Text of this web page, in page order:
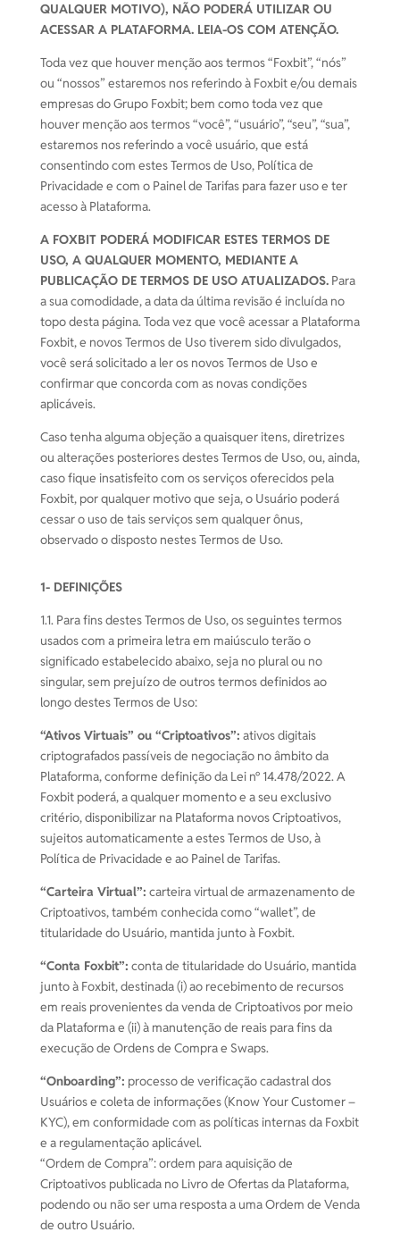
QUALQUER MOTIVO), NÃO PODERÁ UTILIZAR OU
ACESSAR A PLATAFORMA. LEIA-OS COM ATENÇÃO.
Toda vez que houver menção aos termos “Foxbit”, “nós”
ou “nossos” estaremos nos referindo à Foxbit e/ou demais
empresas do Grupo Foxbit; bem como toda vez que
houver menção aos termos “você”, “usuário”, “seu”, “sua”,
estaremos nos referindo a você usuário, que está
consentindo com estes Termos de Uso, Política de
Privacidade e com o Painel de Tarifas para fazer uso e ter
acesso à Plataforma.
A FOXBIT PODERÁ MODIFICAR ESTES TERMOS DE
USO, A QUALQUER MOMENTO, MEDIANTE A
PUBLICAÇÃO DE TERMOS DE USO ATUALIZADOS.Para
a sua comodidade, a data da última revisão é incluída no
topo desta página. Toda vez que você acessar a Plataforma
Foxbit, e novos Termos de Uso tiverem sido divulgados,
você será solicitado a ler os novos Termos de Uso e
confirmar que concorda com as novas condições
aplicáveis.
Caso tenha alguma objeção a quaisquer itens, diretrizes
ou alterações posteriores destes Termos de Uso, ou, ainda,
caso fique insatisfeito com os serviços oferecidos pela
Foxbit, por qualquer motivo que seja, o Usuário poderá
cessar o uso de tais serviços sem qualquer ônus,
observado o disposto nestes Termos de Uso.
1- DEFINIÇÕES
1.1. Para fins destes Termos de Uso, os seguintes termos
usados com a primeira letra em maiúsculo terão o
significado estabelecido abaixo, seja no plural ou no
singular, sem prejuízo de outros termos definidos ao
longo destes Termos de Uso:
“Ativos Virtuais” ou “Criptoativos”: ativos digitais
criptografados passíveis de negociação no âmbito da
Plataforma, conforme definição da Lei nº 14.478/2022. A
Foxbit poderá, a qualquer momento e a seu exclusivo
critério, disponibilizar na Plataforma novos Criptoativos,
sujeitos automaticamente a estes Termos de Uso, à
Política de Privacidade e ao Painel de Tarifas.
“Carteira Virtual”: carteira virtual de armazenamento de
Criptoativos, também conhecida como “wallet”, de
titularidade do Usuário, mantida junto à Foxbit.
“Conta Foxbit”: conta de titularidade do Usuário, mantida
junto à Foxbit, destinada (i) ao recebimento de recursos
em reais provenientes da venda de Criptoativos por meio
da Plataforma e (ii) à manutenção de reais para fins da
execução de Ordens de Compra e Swaps.
“Onboarding”: processo de verificação cadastral dos
Usuários e coleta de informações (Know Your Customer –
KYC), em conformidade com as políticas internas da Foxbit
e a regulamentação aplicável.
“Ordem de Compra”: ordem para aquisição de
Criptoativos publicada no Livro de Ofertas da Plataforma,
podendo ou não ser uma resposta a uma Ordem de Venda
de outro Usuário.